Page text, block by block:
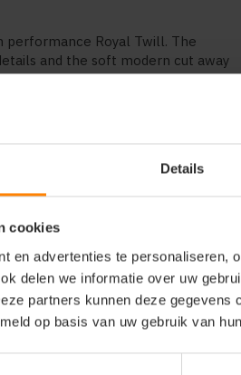
Details
cookies
en advertenties te personaliseren,
delen we informatie over uw
partners kunnen deze
op basis van uw gebruik van
performance Royal Twill. The
and the soft modern cut away
modern Business Classic with a